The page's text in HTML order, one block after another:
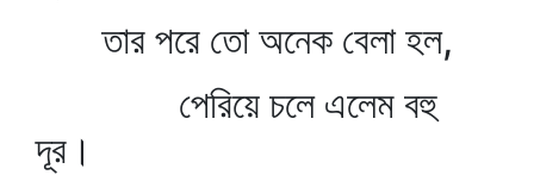
তার পরে তো অনেক বেলা হল,
পেরিয়ে চলে এলেম বহু
দূর।